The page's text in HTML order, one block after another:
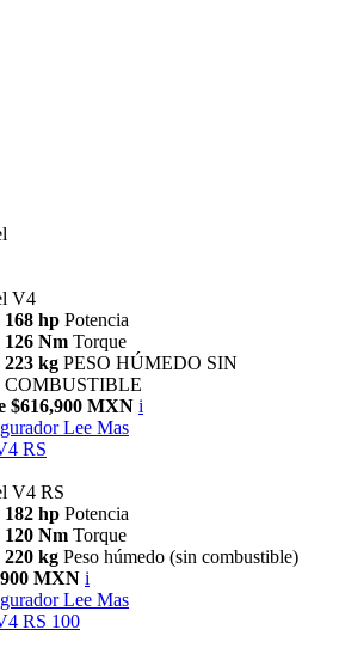
V4
168 hp Potencia
126 Nm Torque
223 kg PESO HÚMEDO SIN
COMBUSTIBLE
$616,900 MXN i
Lee Mas
RS
V4 RS
182 hp Potencia
120 Nm Torque
220 kg Peso húmedo (sin combustible)
MXN i
Lee Mas
RS 100